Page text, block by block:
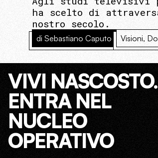
ha scelto di
nostro secolo.
di Sebastiano Caputo Visioni,
VIVI NASCOSTO.
ENTRA NEL
NUCLEO
OPERATIVO